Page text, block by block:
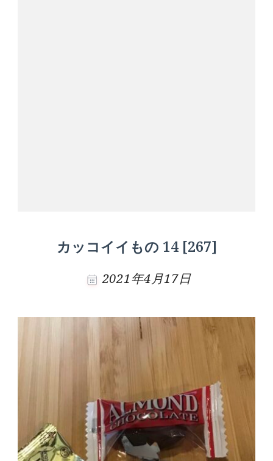
カッコイイもの 14 [267]
2021年4月17日